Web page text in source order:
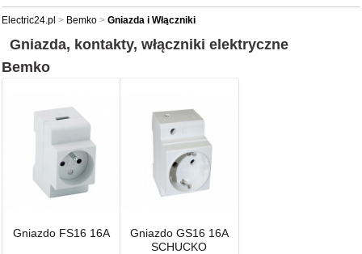
Electric24.pl Bemko Gniazda i Włączniki
Gniazda, kontakty, włączniki elektryczne
Bemko
Gniazdo FS16 16A
Gniazdo GS16 16A
SCHUCKO